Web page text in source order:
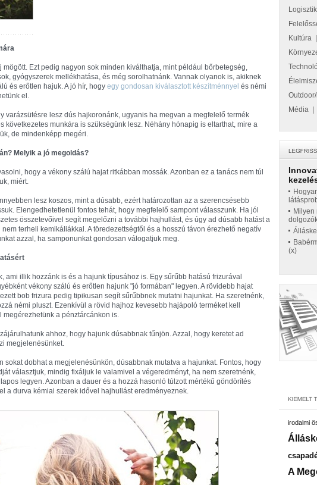
Ezt pedig nagyon sok minden kiválthatja, mint például bőrbetegség,
gyógyszerek mellékhatása, és még sorolhatnánk. Vannak olyanok is, akiknek
és erőtlen hajuk. A jó hír, hogy egy gondosan kiválasztott készítménnyel és némi
el.
varázsütésre lesz dús hajkoronánk, ugyanis ha megvan a megfelelő termék
következetes munkára is szükségünk lesz. Néhány hónapig is eltarthat, mire a
de mindenképp megéri.
Melyik a jó megoldás?
hogy a vékony szálú hajat ritkábban mossák. Azonban ez a tanács nem túl
miért.
lesz koszos, mint a dúsabb, ezért határozottan az a szerencsésebb
Elengedhetetlenül fontos tehát, hogy megfelelő sampont válasszunk. Ha jól
összetevőivel segít megelőzni a további hajhullást, és úgy ad dúsabb hatást a
terheli kemikáliákkal. A töredezettségtől és a hosszú távon érezhető negatív
azzal, ha samponunkat gondosan válogatjuk meg.
ami illik hozzánk is és a hajunk típusához is. Egy sűrűbb hatású frizurával
vékony szálú és erőtlen hajunk "jó formában" legyen. A rövidebb hajat
bob frizura pedig tipikusan segít sűrűbbnek mutatni hajunkat. Ha szeretnénk,
némi pluszt. Ezenkívül a rövid hajhoz kevesebb hajápoló terméket kell
megérezhetünk a pénztárcánkon is.
ahhoz, hogy hajunk dúsabbnak tűnjön. Azzal, hogy keretet ad
megjelenésünket.
sokat dobhat a megjelenésünkön, dúsabbnak mutatva a hajunkat. Fontos, hogy
választjuk, mindig fixáljuk le valamivel a végeredményt, ha nem szeretnénk,
legyen. Azonban a dauer és a hozzá hasonló túlzott mértékű göndörítés
a durva kémiai szerek idővel hajhullást eredményeznek.
Kultúra
Média
Milyen
(x)
irodalmi
A